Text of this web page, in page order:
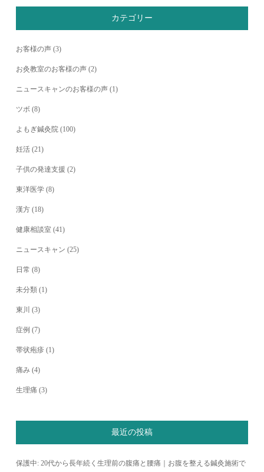
カテゴリー
お客様の声 (3)
お灸教室のお客様の声 (2)
ニュースキャンのお客様の声 (1)
ツボ (8)
よもぎ鍼灸院 (100)
妊活 (21)
子供の発達支援 (2)
東洋医学 (8)
漢方 (18)
健康相談室 (41)
ニュースキャン (25)
日常 (8)
未分類 (1)
東川 (3)
症例 (7)
帯状疱疹 (1)
痛み (4)
生理痛 (3)
最近の投稿
保護中: 20代から長年続く生理前の腹痛と腰痛｜お腹を整える鍼灸施術で